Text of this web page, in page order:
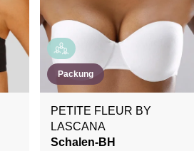
Packung
PETITE FLEUR BY
LASCANA
Schalen-BH